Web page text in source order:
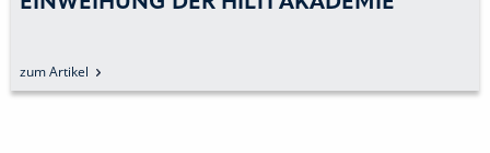
zum Artikel